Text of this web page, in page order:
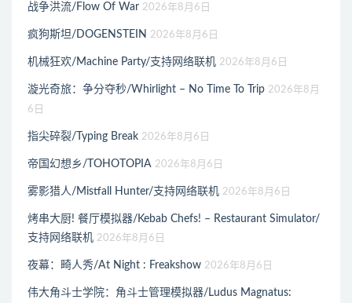
战争洪流/Flow Of War 2026年8月6日
疯狗斯坦/DOGENSTEIN 2026年8月6日
机械狂欢/Machine Party/支持网络联机 2026年8月6日
漩光奇旅：争分夺秒/Whirlight – No Time To Trip 2026年8月
6日
指尖碎裂/Typing Break 2026年8月6日
帝国幻想乡/TOHOTOPIA 2026年8月6日
雾影猎人/Mistfall Hunter/支持网络联机 2026年8月6日
烤串大厨! 餐厅模拟器/Kebab Chefs! – Restaurant Simulator/
支持网络联机 2026年8月6日
夜幕：畸人秀/At Night : Freakshow 2026年8月6日
伟大角斗士学院：角斗士管理模拟器/Ludus Magnatus: